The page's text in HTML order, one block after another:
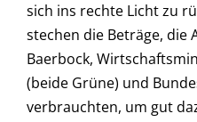
sich ins rechte Licht zu
stechen die Beträge, die
Baerbock,
(beide Grüne) und
verbrauchten, um gut